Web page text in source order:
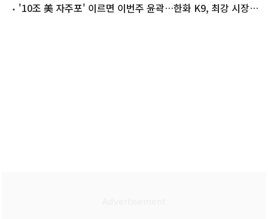
'10조 美 자주포' 이르면 이번주 윤곽…한화 K9, 최강 시장